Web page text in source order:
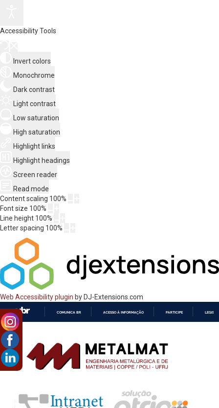
Accessibility Tools
Invert colors
Monochrome
Dark contrast
Light contrast
Low saturation
High saturation
Highlight links
Highlight headings
Screen reader
Read mode
Content scaling 100%
Font size 100%
Line height 100%
Letter spacing 100%
Web Accessibility plugin by DJ-Extensions.com
CONTEÚDO
COMUNICA BR ACESSO À INFORMAÇÃO PARTICIPE